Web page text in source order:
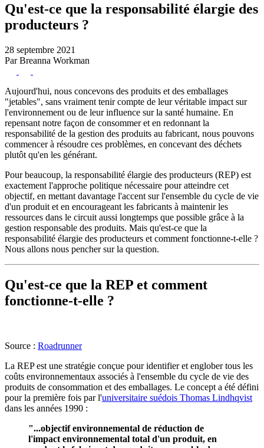
Qu'est-ce que la responsabilité élargie des
producteurs ?
28 septembre 2021
Par Breanna Workman
Aujourd'hui, nous concevons des produits et des emballages
"jetables", sans vraiment tenir compte de leur véritable impact sur
l'environnement ou de leur influence sur la santé humaine. En
repensant notre façon de consommer et en redonnant la
responsabilité de la gestion des produits au fabricant, nous pouvons
commencer à résoudre ces problèmes, en concevant des déchets
plutôt qu'en les générant.
Pour beaucoup, la responsabilité élargie des producteurs (REP) est
exactement l'approche politique nécessaire pour atteindre cet
objectif, en mettant davantage l'accent sur l'ensemble du cycle de vie
d'un produit et en encourageant les fabricants à maintenir les
ressources dans le circuit aussi longtemps que possible grâce à la
gestion responsable des produits. Mais qu'est-ce que la
responsabilité élargie des producteurs et comment fonctionne-t-elle ?
Nous allons nous pencher sur la question.
Qu'est-ce que la REP et comment
fonctionne-t-elle ?
Source : Roadrunner
La REP est une stratégie conçue pour identifier et englober tous les
coûts environnementaux associés à l'ensemble du cycle de vie des
produits de consommation et des emballages. Le concept a été défini
pour la première fois par l'universitaire suédois Thomas Lindhqvist
dans les années 1990 :
"...objectif environnemental de réduction de
l'impact environnemental total d'un produit, en